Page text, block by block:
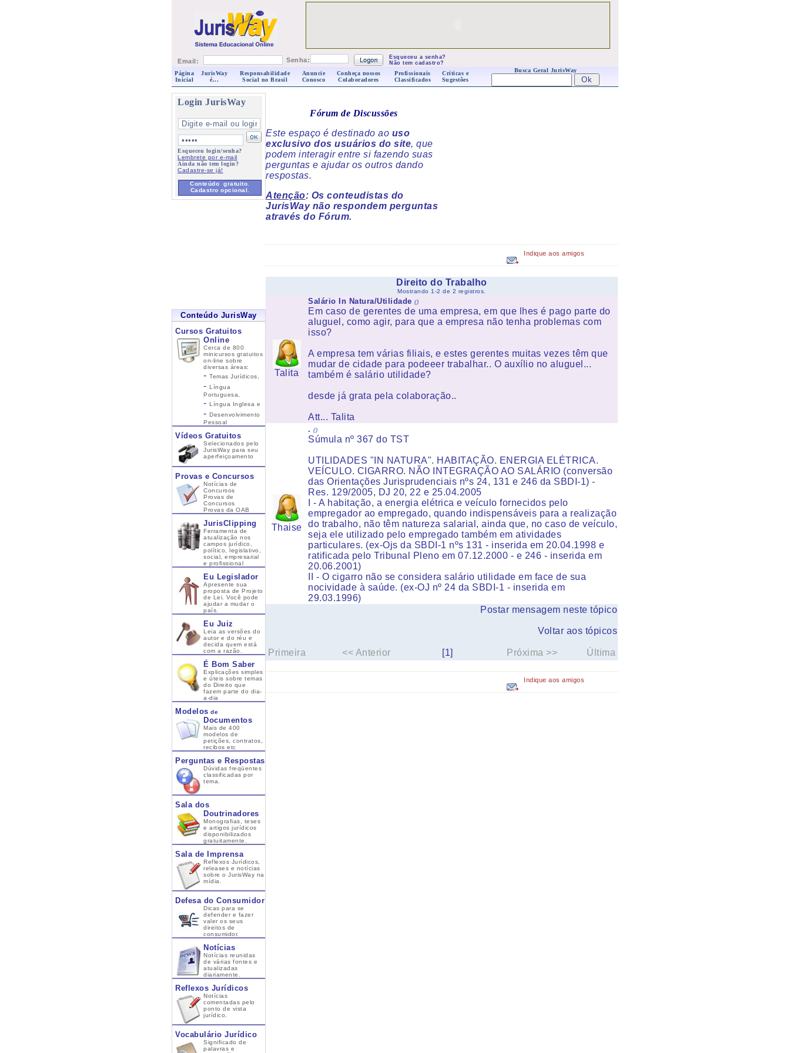
Email: Senha:
Esqueceu a senha?
Não tem cadastro?
Página
Inicial
JurisWay
é...
Responsabilidade
Social no Brasil
Anuncie
Conosco
Conheça nossos
Colaboradores
Profissionais
Classificados
Críticas e
Sugestões
Busca Geral JurisWay
Login JurisWay
Esqueceu login/senha?
Lembrete por e-mail
Ainda não tem login?
Cadastre-se já!
Conteúdo gratuito.
Cadastro opcional.
Conteúdo JurisWay
Cursos Gratuitos
Online
Cerca de 800
minicursos gratuitos
on-line sobre
diversas áreas:
- Temas Jurídicos,
- Língua
Portuguesa,
- Língua Inglesa e
- Desenvolvimento
Pessoal
Vídeos Gratuitos
Selecionados pelo
JurisWay para seu
aperfeiçoamento
Provas e Concursos
Notícias de
Concursos
Provas de
Concursos
Provas da OAB
JurisClipping
Ferramenta de
atualização nos
campos jurídico,
político, legislativo,
social, empresarial
e profissional
Eu Legislador
Apresente sua
proposta de Projeto
de Lei. Você pode
ajudar a mudar o
país.
Eu Juiz
Leia as versões do
autor e do réu e
decida quem está
com a razão.
É Bom Saber
Explicações simples
e úteis sobre temas
do Direito que
fazem parte do dia-
a-dia
Modelos de
Documentos
Mais de 400
modelos de
petições, contratos,
recibos etc
Perguntas e Respostas
Dúvidas freqüentes
classificadas por
tema.
Sala dos
Doutrinadores
Monografias, teses
e artigos jurídicos
disponibilizados
gratuitamente.
Sala de Imprensa
Reflexos Jurídicos,
releases e notícias
sobre o JurisWay na
mídia.
Defesa do Consumidor
Dicas para se
defender e fazer
valer os seus
direitos de
consumidor.
Notícias
Notícias reunidas
de várias fontes e
atualizadas
diariamente.
Reflexos Jurídicos
Notícias
comentadas pelo
ponto de vista
jurídico.
Vocabulário Jurídico
Significado de
palavras e
Fórum de Discussões
Este espaço é destinado ao uso
exclusivo dos usuários do site, que
podem interagir entre si fazendo suas
perguntas e ajudar os outros dando
respostas.
Atenção: Os conteudistas do
JurisWay não respondem perguntas
através do Fórum.
Indique aos amigos
Direito do Trabalho
Mostrando 1-2 de 2 registros.
Talita
Salário In Natura/Utilidade ()
Em caso de gerentes de uma empresa, em que lhes é pago parte do
aluguel, como agir, para que a empresa não tenha problemas com
isso?
A empresa tem várias filiais, e estes gerentes muitas vezes têm que
mudar de cidade para podeeer trabalhar.. O auxílio no aluguel...
também é salário utilidade?
desde já grata pela colaboração..
Att... Talita
Thaise
. ()
Súmula nº 367 do TST
UTILIDADES "IN NATURA". HABITAÇÃO. ENERGIA ELÉTRICA.
VEÍCULO. CIGARRO. NÃO INTEGRAÇÃO AO SALÁRIO (conversão
das Orientações Jurisprudenciais nºs 24, 131 e 246 da SBDI-1) -
Res. 129/2005, DJ 20, 22 e 25.04.2005
I - A habitação, a energia elétrica e veículo fornecidos pelo
empregador ao empregado, quando indispensáveis para a realização
do trabalho, não têm natureza salarial, ainda que, no caso de veículo,
seja ele utilizado pelo empregado também em atividades
particulares. (ex-Ojs da SBDI-1 nºs 131 - inserida em 20.04.1998 e
ratificada pelo Tribunal Pleno em 07.12.2000 - e 246 - inserida em
20.06.2001)
II - O cigarro não se considera salário utilidade em face de sua
nocividade à saúde. (ex-OJ nº 24 da SBDI-1 - inserida em
29.03.1996)
Postar mensagem neste tópico
Voltar aos tópicos
Primeira << Anterior [1] Próxima >> Última
Indique aos amigos